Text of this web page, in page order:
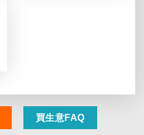
買生意FAQ